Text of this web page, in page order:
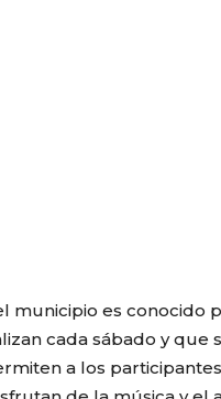
municipio es conocido
cada sábado y que
a los